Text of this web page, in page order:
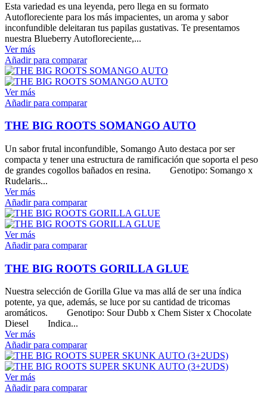
Esta variedad es una leyenda, pero llega en su formato
Autofloreciente para los más impacientes, un aroma y sabor
inconfundible deleitaran tus papilas gustativas. Te presentamos
nuestra Blueberry Autofloreciente,...
Ver más
Añadir para comparar
Ver más
Añadir para comparar
THE BIG ROOTS SOMANGO AUTO
Un sabor frutal inconfundible, Somango Auto destaca por ser
compacta y tener una estructura de ramificación que soporta el peso
de grandes cogollos bañados en resina. Genotipo: Somango x
Rudelaris...
Ver más
Añadir para comparar
Ver más
Añadir para comparar
THE BIG ROOTS GORILLA GLUE
Nuestra selección de Gorilla Glue va mas allá de ser una índica
potente, ya que, además, se luce por su cantidad de tricomas
aromáticos. Genotipo: Sour Dubb x Chem Sister x Chocolate
Diesel Indica...
Ver más
Añadir para comparar
Ver más
Añadir para comparar